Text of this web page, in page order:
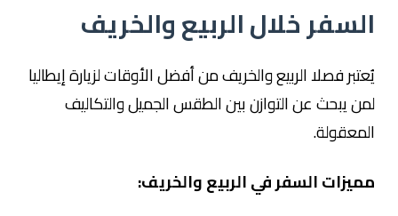
السفر خلال الربيع والخريف
يُعتبر فصلا الربيع والخريف من أفضل الأوقات لزيارة إيطاليا
لمن يبحث عن التوازن بين الطقس الجميل والتكاليف
المعقولة.
مميزات السفر في الربيع والخريف: